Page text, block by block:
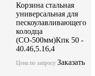
Корзина стальная
универсальная для
пескоулавливающего
колодца
(СО-500мм)Кпк 50 -
40.46,5.16,4
Цена по запросу Заказать